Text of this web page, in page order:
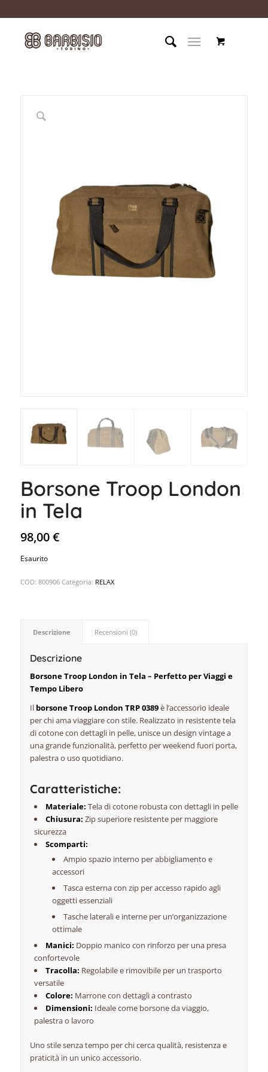
Borsone Troop London
in Tela
98,00€
Esaurito
COD: 800906 Categoria: RELAX
Descrizione Recensioni (0)
Descrizione
Borsone Troop London in Tela – Perfetto per Viaggi e
Tempo Libero
Il borsone Troop London TRP 0389è l’accessorio ideale
per chi ama viaggiare con stile. Realizzato in resistente tela
di cotone con dettagli in pelle, unisce un design vintage a
una grande funzionalità, perfetto per weekend fuori porta,
palestra o uso quotidiano.
Caratteristiche:
Materiale: Tela di cotone robusta con dettagli in pelle
Chiusura: Zip superiore resistente per maggiore
sicurezza
Scomparti:
Ampio spazio interno per abbigliamento e
accessori
Tasca esterna con zip per accesso rapido agli
oggetti essenziali
Tasche laterali e interne per un’organizzazione
ottimale
Manici: Doppio manico con rinforzo per una presa
confortevole
Tracolla: Regolabile e rimovibile per un trasporto
versatile
Colore: Marrone con dettagli a contrasto
Dimensioni: Ideale come borsone da viaggio,
palestra o lavoro
Uno stile senza tempo per chi cerca qualità, resistenza e
praticità in un unico accessorio.